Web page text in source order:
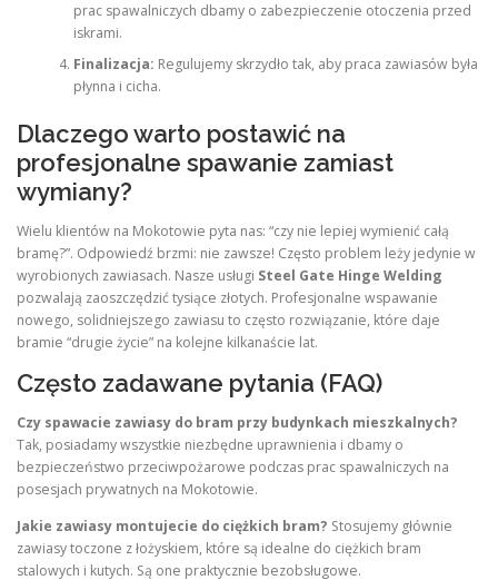
prac spawalniczych dbamy o zabezpieczenie otoczenia przed
iskrami.
Finalizacja: Regulujemy skrzydło tak, aby praca zawiasów była
płynna i cicha.
Dlaczego warto postawić na
profesjonalne spawanie zamiast
wymiany?
Wielu klientów na Mokotowie pyta nas: “czy nie lepiej wymienić całą
bramę?”. Odpowiedź brzmi: nie zawsze! Często problem leży jedynie w
wyrobionych zawiasach. Nasze usługi Steel Gate Hinge Welding
pozwalają zaoszczędzić tysiące złotych. Profesjonalne wspawanie
nowego, solidniejszego zawiasu to często rozwiązanie, które daje
bramie “drugie życie” na kolejne kilkanaście lat.
Często zadawane pytania (FAQ)
Czy spawacie zawiasy do bram przy budynkach mieszkalnych?
Tak, posiadamy wszystkie niezbędne uprawnienia i dbamy o
bezpieczeństwo przeciwpożarowe podczas prac spawalniczych na
posesjach prywatnych na Mokotowie.
Jakie zawiasy montujecie do ciężkich bram? Stosujemy głównie
zawiasy toczone z łożyskiem, które są idealne do ciężkich bram
stalowych i kutych. Są one praktycznie bezobsługowe.